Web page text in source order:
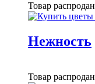
Товар распродан
Нежность
Товар распродан